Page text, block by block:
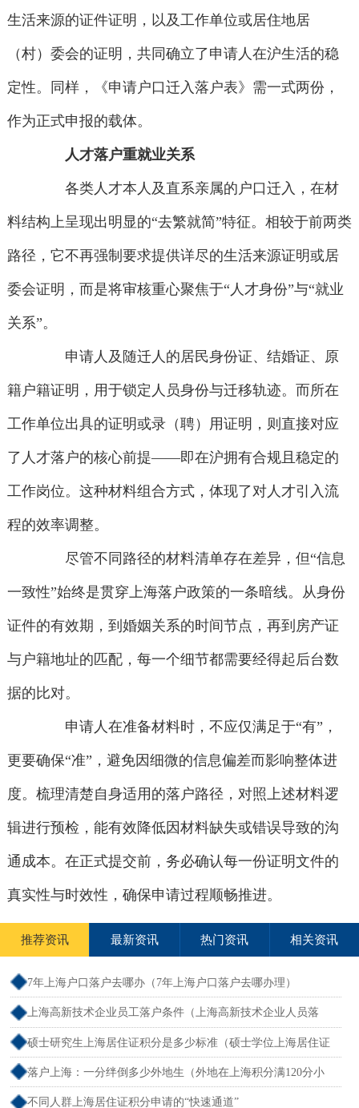
生活来源的证件证明，以及工作单位或居住地居
（村）委会的证明，共同确立了申请人在沪生活的稳
定性。同样，《申请户口迁入落户表》需一式两份，
作为正式申报的载体。
人才落户重就业关系
各类人才本人及直系亲属的户口迁入，在材
料结构上呈现出明显的“去繁就简”特征。相较于前两类
路径，它不再强制要求提供详尽的生活来源证明或居
委会证明，而是将审核重心聚焦于“人才身份”与“就业
关系”。
申请人及随迁人的居民身份证、结婚证、原
籍户籍证明，用于锁定人员身份与迁移轨迹。而所在
工作单位出具的证明或录（聘）用证明，则直接对应
了人才落户的核心前提——即在沪拥有合规且稳定的
工作岗位。这种材料组合方式，体现了对人才引入流
程的效率调整。
尽管不同路径的材料清单存在差异，但“信息
一致性”始终是贯穿上海落户政策的一条暗线。从身份
证件的有效期，到婚姻关系的时间节点，再到房产证
与户籍地址的匹配，每一个细节都需要经得起后台数
据的比对。
申请人在准备材料时，不应仅满足于“有”，
更要确保“准”，避免因细微的信息偏差而影响整体进
度。梳理清楚自身适用的落户路径，对照上述材料逻
辑进行预检，能有效降低因材料缺失或错误导致的沟
通成本。在正式提交前，务必确认每一份证明文件的
真实性与时效性，确保申请过程顺畅推进。
推荐资讯 最新资讯 热门资讯 相关资讯
7年上海户口落户去哪办（7年上海户口落户去哪办理）
上海高新技术企业员工落户条件（上海高新技术企业人员落
户）
硕士研究生上海居住证积分是多少标准（硕士学位上海居住证
积分）
落户上海：一分绊倒多少外地生（外地在上海积分满120分小
孩可以考上海大学吗）
不同人群上海居住证积分申请的“快速通道”